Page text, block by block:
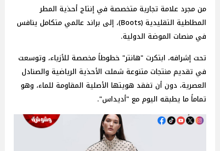
من مجرد علامة تجارية متخصصة في إنتاج أحذية المطر
المطاطية التقليدية (Boots)، إلى براند عالمي متكامل ينافس
في منصات الموضة الدولية.
تحت إشرافه، ابتكرت "هانتر" خطوطاً مخصصة للأزياء، وتوسعت
في تقديم منتجات متنوعة شملت الأحذية الرياضية والصنادل
العصرية، دون أن تفقد هويتها الأصلية المقاومة للماء، وهو
تماماً ما يطبقه اليوم مع "أديداس".